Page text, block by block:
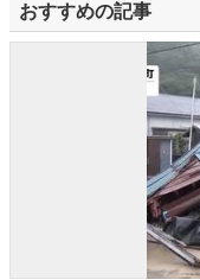
おすすめの記事